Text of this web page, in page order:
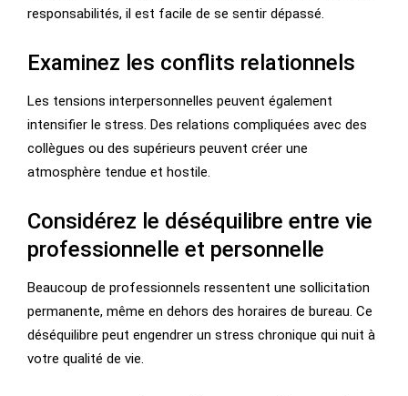
responsabilités, il est facile de se sentir dépassé.
Examinez les conflits relationnels
Les tensions interpersonnelles peuvent également
intensifier le stress. Des relations compliquées avec des
collègues ou des supérieurs peuvent créer une
atmosphère tendue et hostile.
Considérez le déséquilibre entre vie
professionnelle et personnelle
Beaucoup de professionnels ressentent une sollicitation
permanente, même en dehors des horaires de bureau. Ce
déséquilibre peut engendrer un stress chronique qui nuit à
votre qualité de vie.